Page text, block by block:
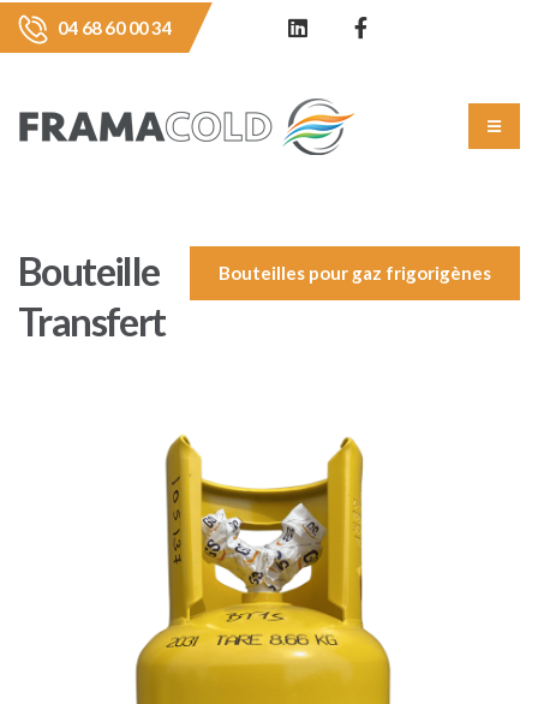
04 68 60 00 34
Bouteille
Transfert
Bouteilles pour gaz frigorigènes